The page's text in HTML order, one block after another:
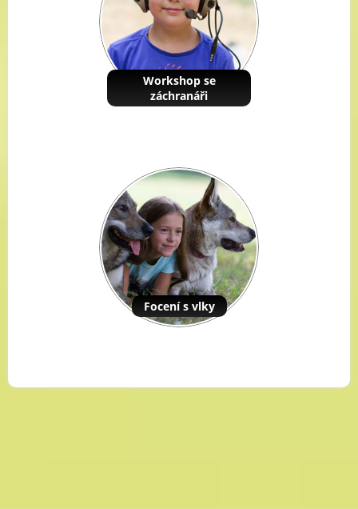
Workshop se
záchranáři
Focení s vlky